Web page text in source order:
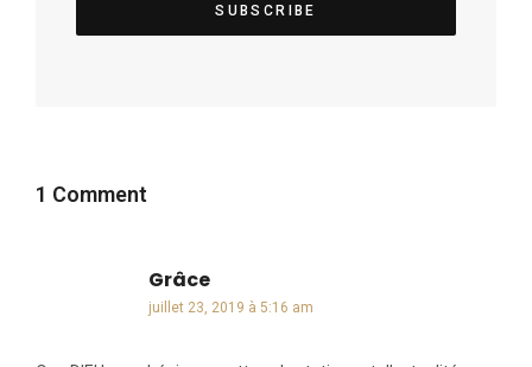
1 Comment
Grâcedit :
juillet 23, 2019 à 5:16 am